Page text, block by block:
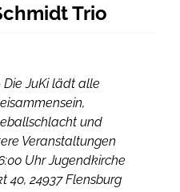
Trio
Die JuKi lädt alle
und
Veranstaltungen
Uhr Jugendkirche
40, 24937 Flensburg